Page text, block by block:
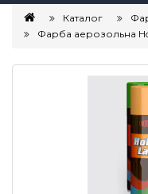
Каталог
Фарба аерозольна